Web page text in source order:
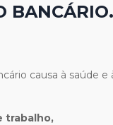
BANCÁRIO.
causa à saúde e
trabalho,